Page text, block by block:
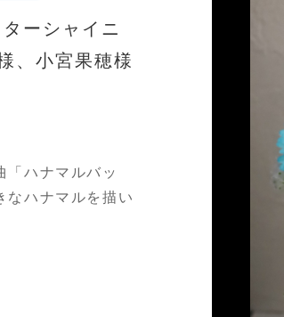
ーシャイニ
、小宮果穂様
「ハナマルバッ
なハナマルを描い
たが、代替案と
としていただき